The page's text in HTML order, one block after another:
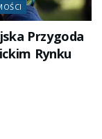
Przygoda
Rynku